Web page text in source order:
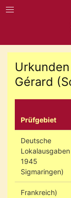
Gérard
Prüfgebiet
Deutsche
Lokalausgaben
1945
Sigmaringen)
Frankreich)